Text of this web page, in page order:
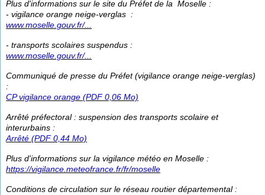
Plus d'informations sur le site du Préfet de la Moselle :
-vigilance orange neige-verglas :
www.moselle.gouv.fr/...
-transports scolaires suspendus :
www.moselle.gouv.fr/...
Communiqué de presse du Préfet (vigilance orange neige-verglas)
:
CP vigilance orange (PDF 0,06 Mo)
Arrêté préfectoral : suspension des transports scolaire et
interurbains :
Arrêté (PDF 0,44 Mo)
Plus d'informations sur la vigilance météo en Moselle :
https://vigilance.meteofrance.fr/fr/moselle
Conditions de circulation sur le réseau routier départemental :